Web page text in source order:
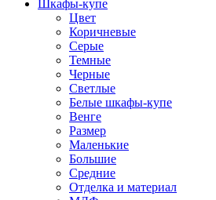
Шкафы-купе
Цвет
Коричневые
Серые
Темные
Черные
Светлые
Белые шкафы-купе
Венге
Размер
Маленькие
Большие
Средние
Отделка и материал